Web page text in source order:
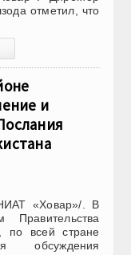
отметил, что
и
«Ховар»/. В
Правительства
по всей стране
обсуждения